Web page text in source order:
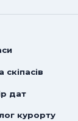
скіпасів
дат
курорту